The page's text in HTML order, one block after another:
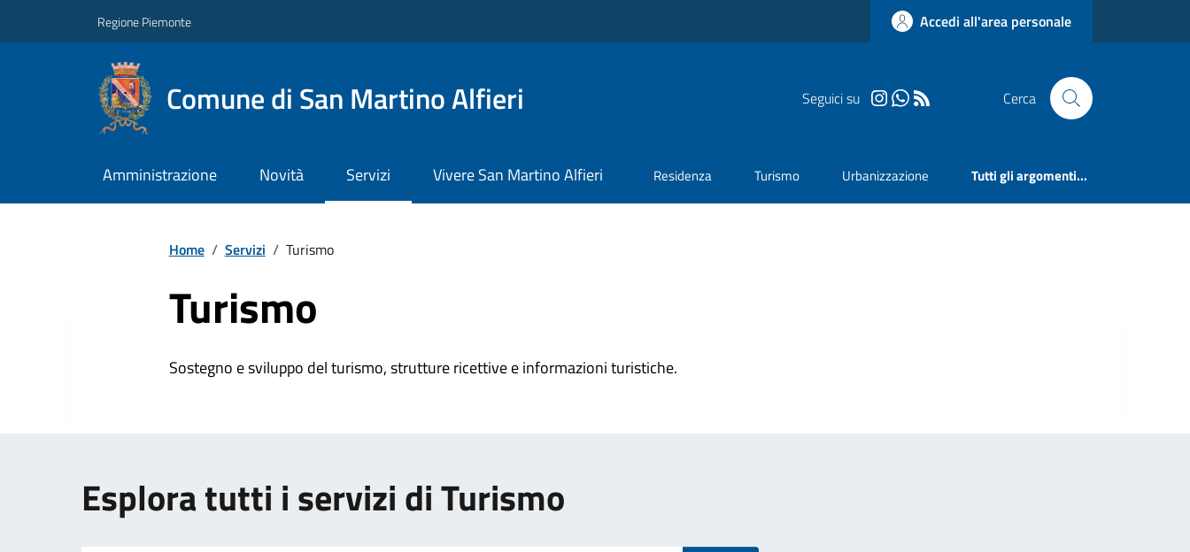
Regione Piemonte Accedi all'area personale
Comune di San Martino Alfieri Seguici su Cerca
Amministrazione Novità Servizi Vivere San Martino Alfieri Residenza Turismo Urbanizzazione Tutti gli argomenti...
Home / Servizi / Turismo
Turismo
Sostegno e sviluppo del turismo, strutture ricettive e informazioni turistiche.
Esplora tutti i servizi di Turismo